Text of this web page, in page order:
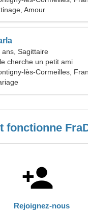
Amour
ans, Sagittaire
cherche un petit ami
lès-Cormeilles,
fonctionne
Rejoignez-nous